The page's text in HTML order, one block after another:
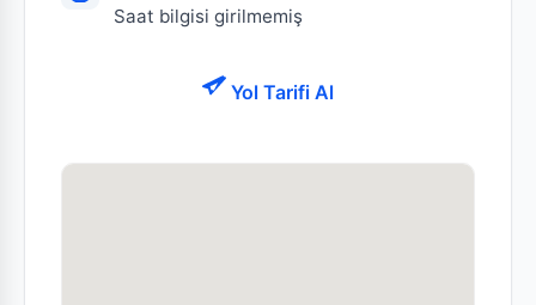
Saat bilgisi girilmemiş
Yol Tarifi Al